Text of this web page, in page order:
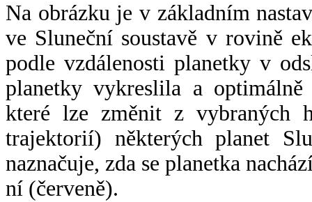
Na obrázku je v základním
ve Sluneční soustavě v rovině
podle vzdálenosti planetky v
planetky vykreslila a
které lze změnit z vybraných
trajektorií) některých planet
naznačuje, zda se planetka
ní (červeně).